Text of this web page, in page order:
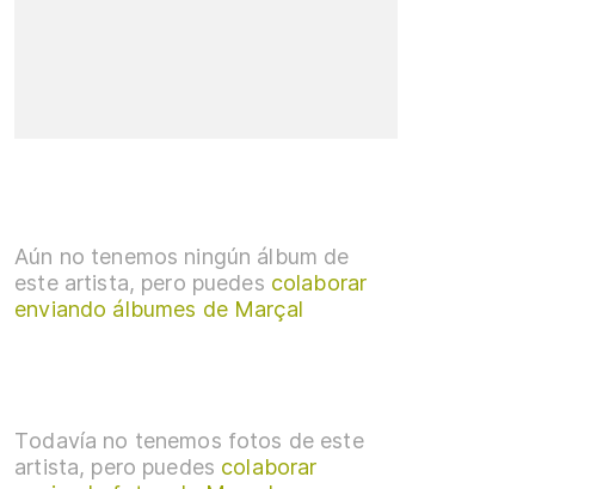
Aún no tenemos ningún álbum de
este artista, pero puedes colaborar
enviando álbumes de Marçal
Todavía no tenemos fotos de este
artista, pero puedes colaborar